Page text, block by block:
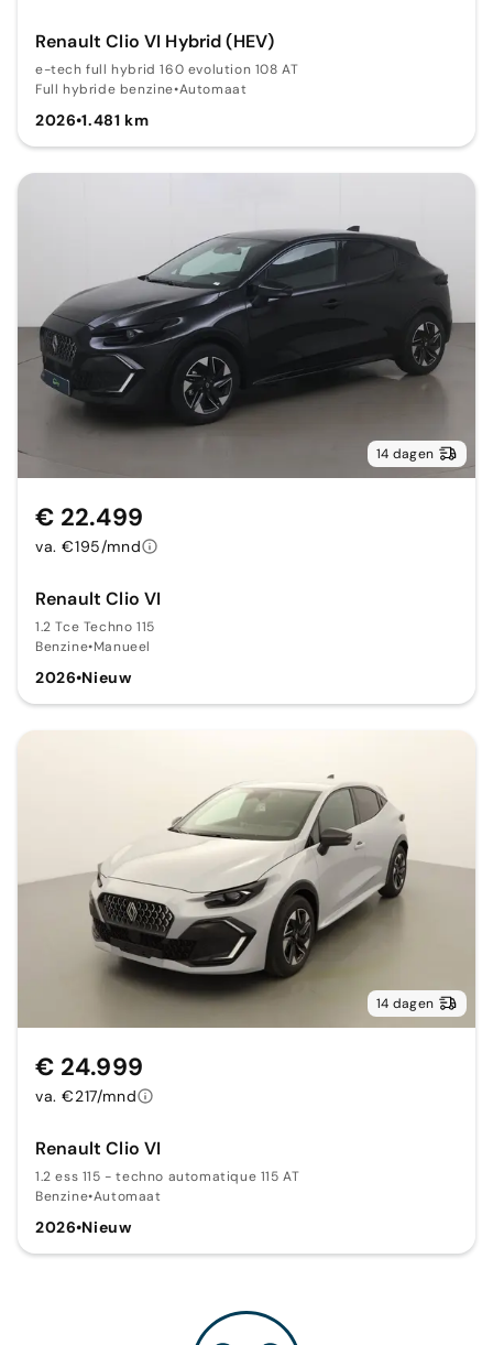
Renault Clio VI Hybrid (HEV)
e-tech full hybrid 160 evolution 108 AT
Full hybride benzine•Automaat
2026•1.481 km
14 dagen
Renault Clio VI
1.2 Tce Techno 115
Benzine•Manueel
2026•Nieuw
€ 22.499
va. €195/mnd
14 dagen
Renault Clio VI
1.2 ess 115 - techno automatique 115 AT
Benzine•Automaat
2026•Nieuw
€ 24.999
va. €217/mnd